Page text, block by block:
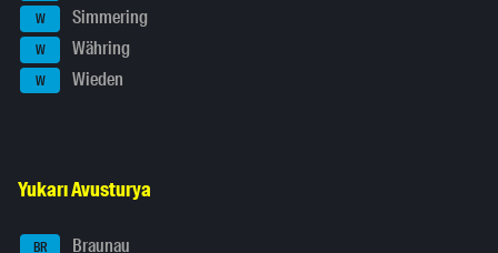
W Simmering
W Währing
W Wieden
Yukarı Avusturya
BR Braunau